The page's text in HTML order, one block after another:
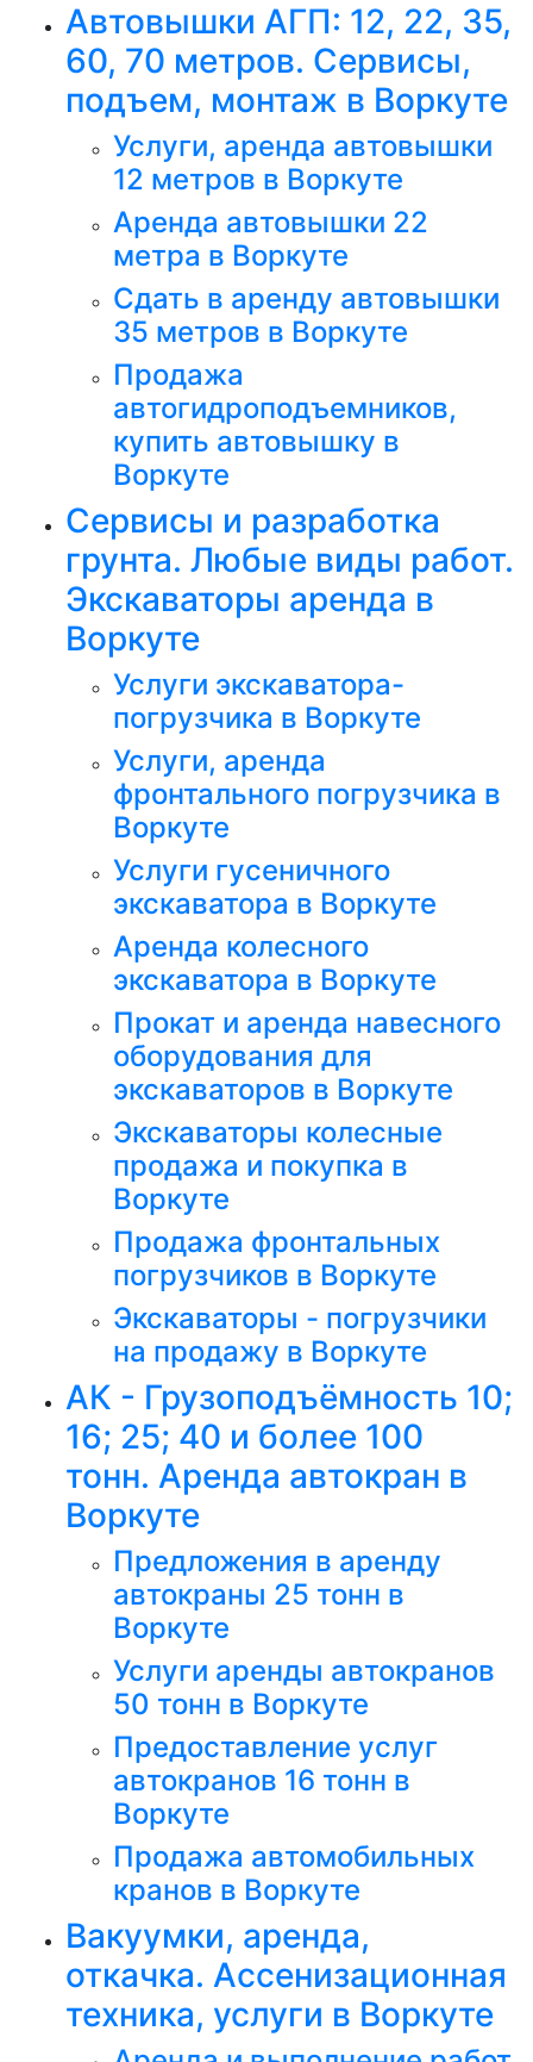
Автовышки АГП: 12, 22, 35,
60, 70 метров. Сервисы,
подъем, монтаж в Воркуте
Услуги, аренда автовышки
12 метров в Воркуте
Аренда автовышки 22
метра в Воркуте
Сдать в аренду автовышки
35 метров в Воркуте
Продажа
автогидроподъемников,
купить автовышку в
Воркуте
Сервисы и разработка
грунта. Любые виды работ.
Экскаваторы аренда в
Воркуте
Услуги экскаватора-
погрузчика в Воркуте
Услуги, аренда
фронтального погрузчика в
Воркуте
Услуги гусеничного
экскаватора в Воркуте
Аренда колесного
экскаватора в Воркуте
Прокат и аренда навесного
оборудования для
экскаваторов в Воркуте
Экскаваторы колесные
продажа и покупка в
Воркуте
Продажа фронтальных
погрузчиков в Воркуте
Экскаваторы - погрузчики
на продажу в Воркуте
АК - Грузоподъёмность 10;
16; 25; 40 и более 100
тонн. Аренда автокран в
Воркуте
Предложения в аренду
автокраны 25 тонн в
Воркуте
Услуги аренды автокранов
50 тонн в Воркуте
Предоставление услуг
автокранов 16 тонн в
Воркуте
Продажа автомобильных
кранов в Воркуте
Вакуумки, аренда,
откачка. Ассенизационная
техника, услуги в Воркуте